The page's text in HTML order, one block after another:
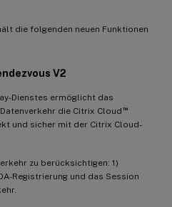
die folgenden neuen Funktionen
V2
Dienstes ermöglicht das
die Citrix Cloud ™
und sicher mit der Citrix Cloud-
zu berücksichtigen: 1)
Registrierung und das Session